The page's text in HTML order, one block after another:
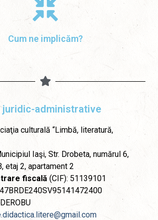
Cum ne implicăm?
juridic-administrative
culturală “Limbă, literatură,
Iaşi, Str. Drobeta, numărul 6,
etaj 2, apartament 2
fiscală (CIF): 51139101